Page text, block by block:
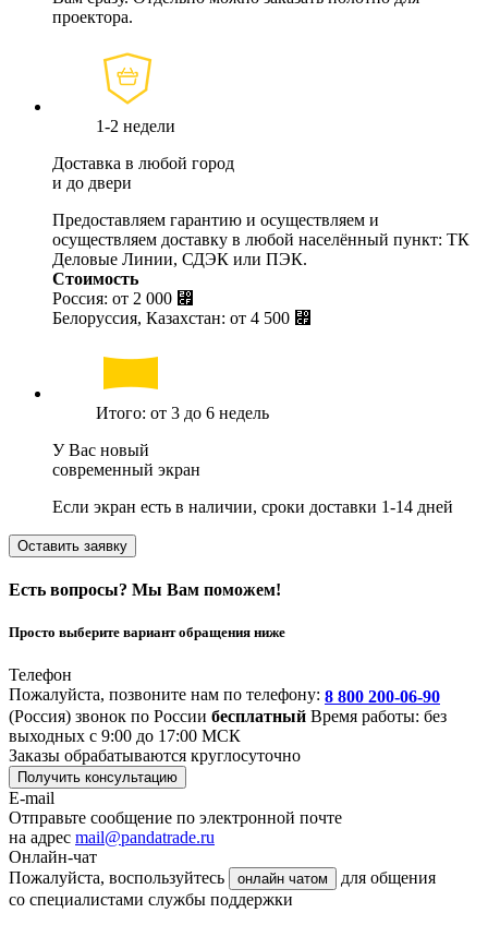
проектора.
1-2 недели
Доставка в любой город
и до двери
Предоставляем гарантию и осуществляем и
осуществляем доставку в любой населённый пункт: ТК
Деловые Линии, СДЭК или ПЭК.
Стоимость
Россия: от 2 000 ⃏
Белоруссия, Казахстан: от 4 500 ⃏
Итого: от 3 до 6 недель
У Вас новый
современный экран
Если экран есть в наличии, сроки доставки 1-14 дней
Оставить заявку
Есть вопросы? Мы Вам поможем!
Просто выберите вариант обращения ниже
Телефон
Пожалуйста, позвоните нам по телефону: 8 800 200-06-90
(Россия) звонок по России бесплатный Время работы: без
выходных с 9:00 до 17:00 МСК
Заказы обрабатываются круглосуточно
Получить консультацию
E-mail
Отправьте сообщение по электронной почте
на адрес mail@pandatrade.ru
Онлайн-чат
Пожалуйста, воспользуйтесь
онлайн чатом
для общения
со специалистами службы поддержки